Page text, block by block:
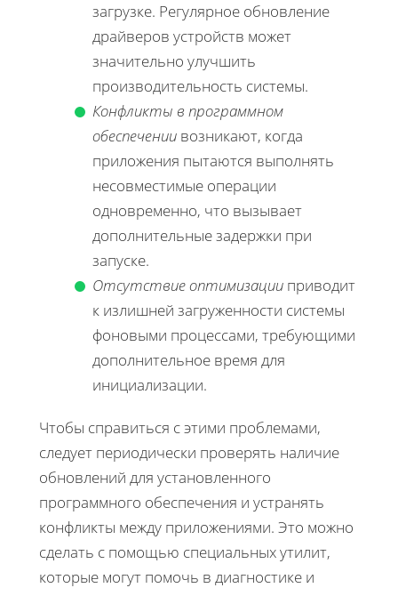
загрузке. Регулярное обновление
драйверов устройств может
значительно улучшить
производительность системы.
Конфликты в программном
обеспечении возникают, когда
приложения пытаются выполнять
несовместимые операции
одновременно, что вызывает
дополнительные задержки при
запуске.
Отсутствие оптимизации приводит
к излишней загруженности системы
фоновыми процессами, требующими
дополнительное время для
инициализации.
Чтобы справиться с этими проблемами,
следует периодически проверять наличие
обновлений для установленного
программного обеспечения и устранять
конфликты между приложениями. Это можно
сделать с помощью специальных утилит,
которые могут помочь в диагностике и